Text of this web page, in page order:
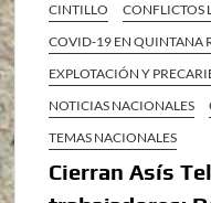
CINTILLO
CONFLICTOS
COVID-19 EN QUINTANA
EXPLOTACIÓN Y
NOTICIAS NACIONALES
TEMAS NACIONALES
Cierran Asís